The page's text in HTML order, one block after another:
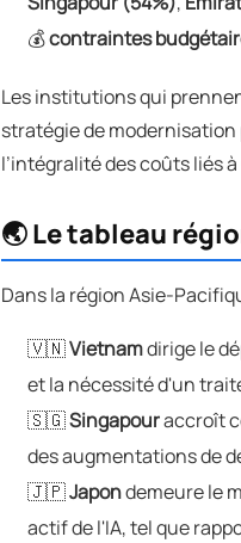
💰contraintes
Les institutions qui
stratégie de
l’intégralité des coûts liés
🌏 Le tableau
Dans la région Asie-
🇻🇳Vietnamdirige le
et la nécessité d'un
🇸🇬Singapouraccroît
des augmentations de
🇯🇵Japondemeure le
actif de l'IA, tel que